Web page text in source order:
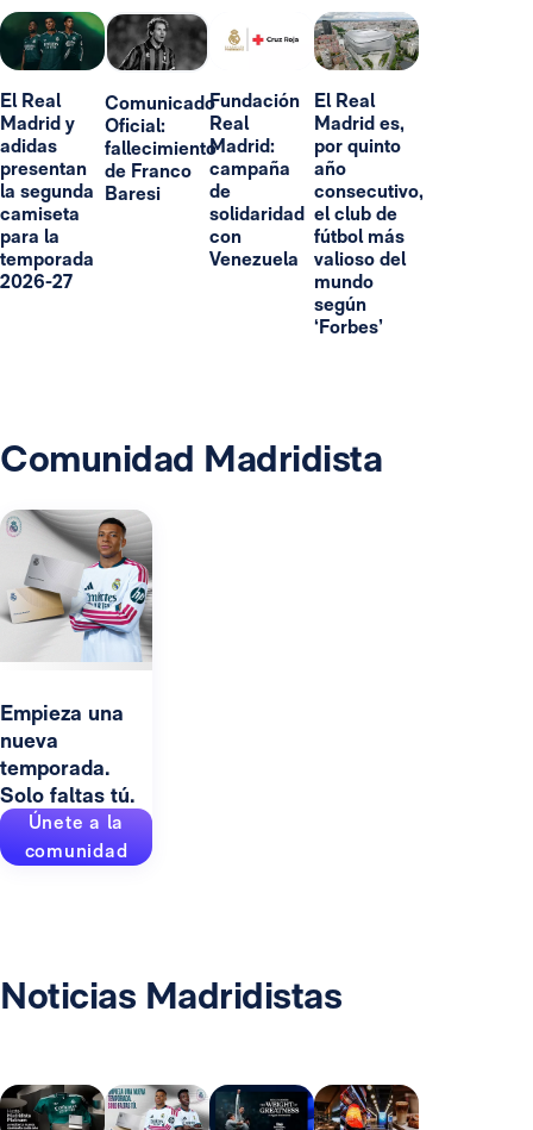
El Real
Madrid y
adidas
presentan
la segunda
camiseta
para la
temporada
2026-27
Comunicado
Oficial:
fallecimiento
de Franco
Baresi
Fundación
Real
Madrid:
campaña
de
solidaridad
con
Venezuela
El Real
Madrid es,
por quinto
año
consecutivo,
el club de
fútbol más
valioso del
mundo
según
‘Forbes’
Comunidad Madridista
Empieza una
nueva
temporada.
Solo faltas tú.
Únete a la
comunidad
Noticias Madridistas